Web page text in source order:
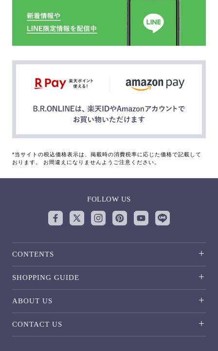
*当サイトの税込価格表示は、掲載時の消費税率に応じた価格で記載して
おります。 お間違えになりませんようご注意ください。
FOLLOW US
CONTENTS
SHOPPING GUIDE
ABOUT US
CONTACT US